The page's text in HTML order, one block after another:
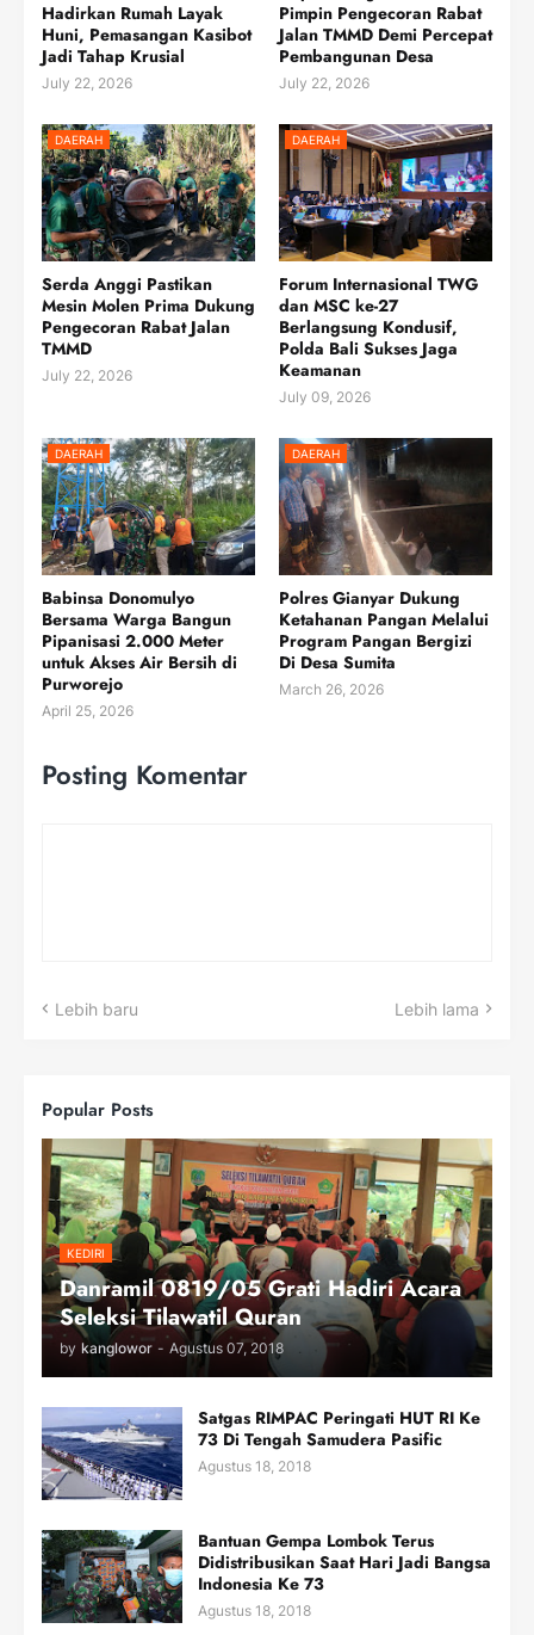
Hadirkan Rumah Layak
Huni, Pemasangan Kasibot
Jadi Tahap Krusial
July 22, 2026
Pimpin Pengecoran Rabat
Jalan TMMD Demi Percepat
Pembangunan Desa
July 22, 2026
DAERAH
Serda Anggi Pastikan
Mesin Molen Prima Dukung
Pengecoran Rabat Jalan
TMMD
July 22, 2026
DAERAH
Forum Internasional TWG
dan MSC ke-27
Berlangsung Kondusif,
Polda Bali Sukses Jaga
Keamanan
July 09, 2026
DAERAH
Babinsa Donomulyo
Bersama Warga Bangun
Pipanisasi 2.000 Meter
untuk Akses Air Bersih di
Purworejo
April 25, 2026
DAERAH
Polres Gianyar Dukung
Ketahanan Pangan Melalui
Program Pangan Bergizi
Di Desa Sumita
March 26, 2026
Posting Komentar
Lebih baru Lebih lama
Popular Posts
KEDIRI
Danramil 0819/05 Grati Hadiri Acara
Seleksi Tilawatil Quran
by kanglowor - Agustus 07, 2018
Satgas RIMPAC Peringati HUT RI Ke
73 Di Tengah Samudera Pasific
Agustus 18, 2018
Bantuan Gempa Lombok Terus
Didistribusikan Saat Hari Jadi Bangsa
Indonesia Ke 73
Agustus 18, 2018